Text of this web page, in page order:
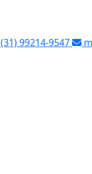
(31) 99214-9547